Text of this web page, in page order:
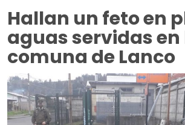
Hallan un feto en
aguas servidas en
comuna de Lanco